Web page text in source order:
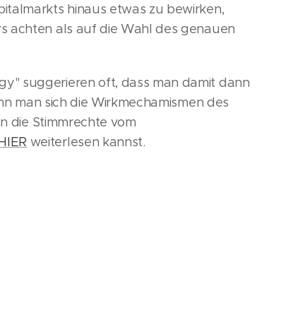
hinaus etwas zu bewirken,
achten als auf die Wahl des genauen
suggerieren oft, dass man damit dann
man sich die Wirkmechamismen des
die Stimmrechte vom
weiterlesen kannst.